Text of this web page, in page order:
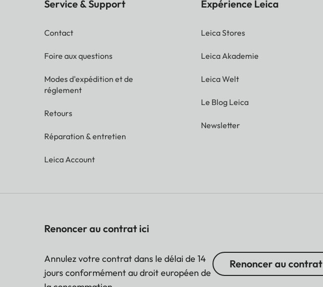
Service & Support
Contact
Foire aux questions
Modes d'expédition et de
réglement
Retours
Réparation & entretien
Leica Account
Expérience Leica
Leica Stores
Leica Akademie
Leica Welt
Le Blog Leica
Newsletter
Renoncer au contrat ici
Annulez votre contrat dans le délai de 14
jours conformément au droit européen de
Renoncer au contrat